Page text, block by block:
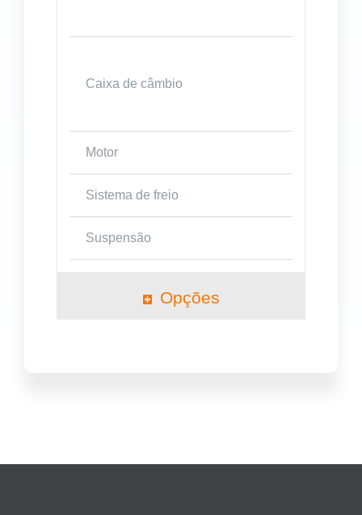
Caixa de câmbio
Motor
Sistema de freio
Suspensão
Opções